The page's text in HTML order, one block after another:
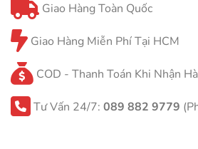
Giao Hàng Toàn Quốc
Giao Hàng Miễn Phí Tại HCM
COD - Thanh Toán Khi Nhận
Tư Vấn 24/7: 089 882 9779